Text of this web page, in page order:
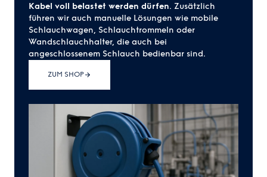
Kabel voll belastet werden dürfen. Zusätzlich
führen wir auch manuelle Lösungen wie mobile
Schlauchwagen, Schlauchtrommeln oder
Wandschlauchhalter, die auch bei
angeschlossenem Schlauch bedienbar sind.
ZUM SHOP